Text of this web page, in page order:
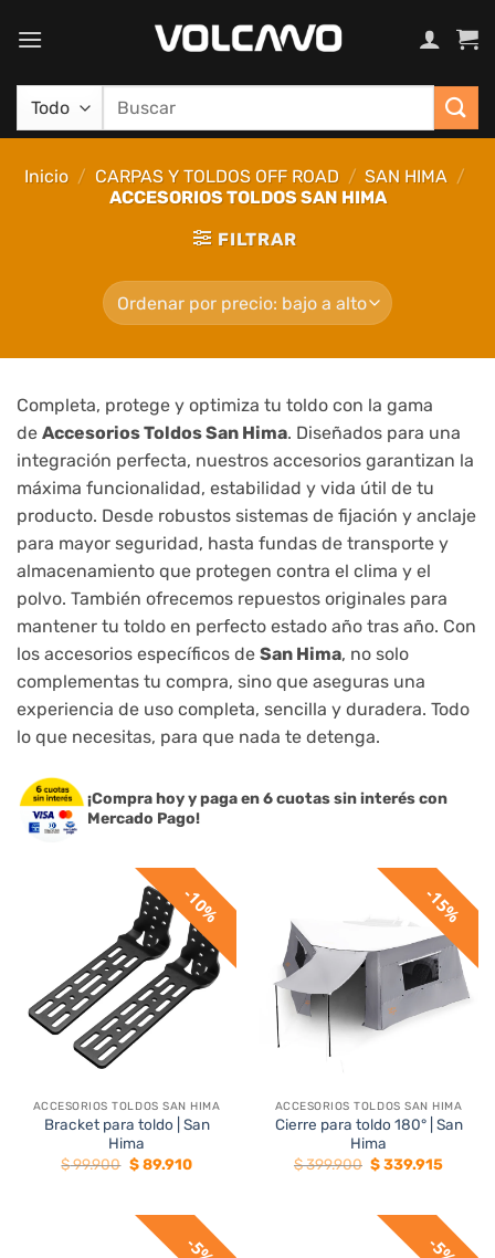
Buscar
Inicio / CARPAS Y TOLDOS OFF ROAD / SAN HIMA /
ACCESORIOS TOLDOS SAN HIMA
FILTRAR
Completa, protege y optimiza tu toldo con la gama
de Accesorios Toldos San Hima. Diseñados para una
integración perfecta, nuestros accesorios garantizan la
máxima funcionalidad, estabilidad y vida útil de tu
producto. Desde robustos sistemas de fijación y anclaje
para mayor seguridad, hasta fundas de transporte y
almacenamiento que protegen contra el clima y el
polvo. También ofrecemos repuestos originales para
mantener tu toldo en perfecto estado año tras año. Con
los accesorios específicos de San Hima, no solo
complementas tu compra, sino que aseguras una
experiencia de uso completa, sencilla y duradera. Todo
lo que necesitas, para que nada te detenga.
¡Compra hoy y paga en 6 cuotas sin interés con
Mercado Pago!
10%
ACCESORIOS TOLDOS SAN HIMA
Bracket para toldo | San
Hima
$99.900 El
precio
$ 99.900.
$89.910El
$ 89.910.
15%
ACCESORIOS TOLDOS SAN HIMA
Cierre para toldo 180° | San
Hima
$399.900 El
precio
$ 399.900.
$339.915El
$